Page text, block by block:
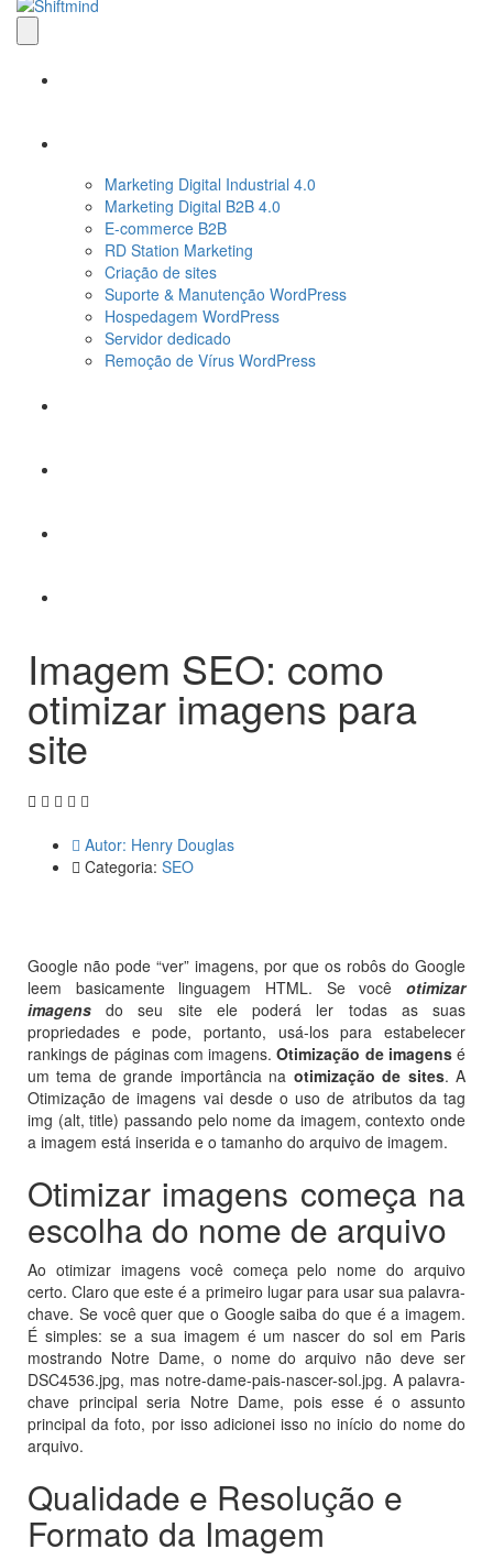
Marketing Digital Industrial 4.0
Marketing Digital B2B 4.0
E-commerce B2B
RD Station Marketing
Criação de sites
Suporte & Manutenção WordPress
Hospedagem WordPress
Servidor dedicado
Remoção de Vírus WordPress
Imagem SEO: como
otimizar imagens para
site
Autor: Henry Douglas
Categoria: SEO
Google não pode “ver” imagens, por que os robôs do Google
leem basicamente linguagem HTML. Se você otimizar
imagens do seu site ele poderá ler todas as suas
propriedades e pode, portanto, usá-los para estabelecer
rankings de páginas com imagens.Otimização de imagensé
um tema de grande importância na otimização de sites. A
Otimização de imagens vai desde o uso de atributos da tag
img (alt, title) passando pelo nome da imagem, contexto onde
a imagem está inserida e o tamanho do arquivo de imagem.
Otimizar imagens começa na
escolha do nome de arquivo
Ao otimizar imagens você começa pelo nome do arquivo
certo. Claro que este é a primeiro lugar para usar sua palavra-
chave. Se você quer que o Google saiba do que é a imagem.
É simples: se a sua imagem é um nascer do sol em Paris
mostrando Notre Dame, o nome do arquivo não deve ser
DSC4536.jpg, mas notre-dame-pais-nascer-sol.jpg. A palavra-
chave principal seria Notre Dame, pois esse é o assunto
principal da foto, por isso adicionei isso no início do nome do
arquivo.
Qualidade e Resolução e
Formato da Imagem